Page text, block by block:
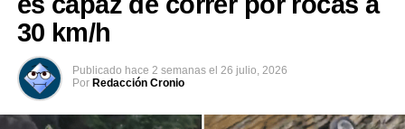
#Envivo El Salvador Today, Luis Alvarado con Judith
Ochoa
30 km/h
Publicado hace 2 semanas el 26 julio, 2026
Por Redacción Cronio